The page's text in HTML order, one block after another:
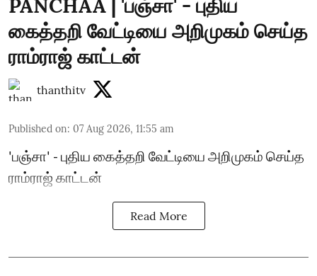
PANCHAA | 'பஞ்சா' - புதிய
கைத்தறி வேட்டியை அறிமுகம் செய்த
ராம்ராஜ் காட்டன்
thanthitv
Published on: 07 Aug 2026, 11:55 am
'பஞ்சா' - புதிய கைத்தறி வேட்டியை அறிமுகம் செய்த
ராம்ராஜ் காட்டன்
Read More